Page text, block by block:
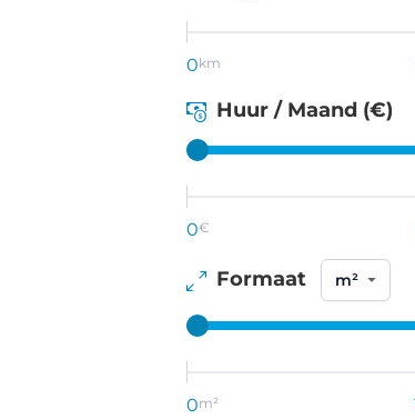
0km
Huur / Maand (€)
0€
Formaat
0m²